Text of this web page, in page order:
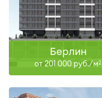
Берлин
от 201 000 руб./м2